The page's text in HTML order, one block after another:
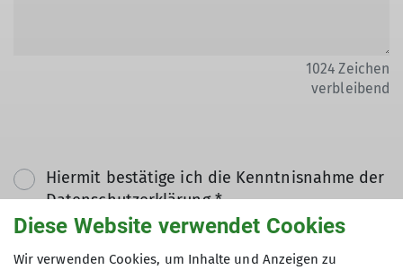
1024 Zeichen
verbleibend
Hiermit bestätige ich die Kenntnisnahme der
Datenschutzerklärung *
Hiermit erkläre ich mich einverstanden, dass
Diese Website verwendet Cookies
Wir verwenden Cookies, um Inhalte und Anzeigen zu